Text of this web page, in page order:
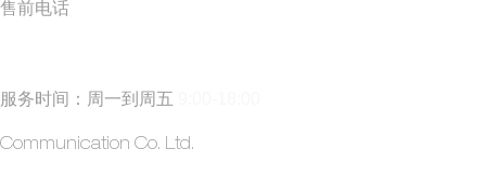
售前电话
服务时间：周一到周五
Communication Co. Ltd.